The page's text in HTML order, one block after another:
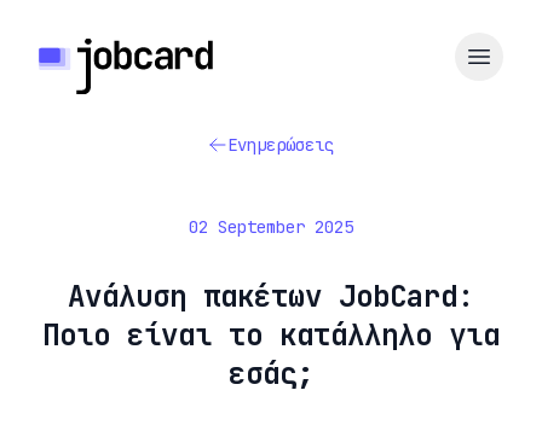
Ενημερώσεις
02 September 2025
Ανάλυση πακέτων JobCard:
Ποιο είναι το κατάλληλο για
εσάς;